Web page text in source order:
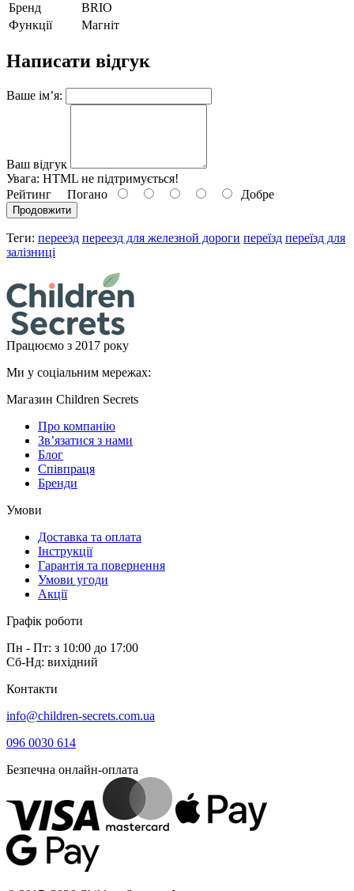
Бренд
BRIO
Функції
Магніт
Написати відгук
Ваше ім’я:
Ваш відгук
Увага: HTML не підтримується!
Рейтинг Погано Добре
Продовжити
Теги: переезд переезд для железной дороги переїзд переїзд для
залізниці
Працюємо з 2017 року
Ми у соціальним мережах:
Магазин Children Secrets
Про компанію
Зв’язатися з нами
Блог
Співпраця
Бренди
Умови
Доставка та оплата
Інструкції
Гарантія та повернення
Умови угоди
Акції
Графік роботи
Пн - Пт: з 10:00 до 17:00
Сб-Нд: вихідний
Контакти
info@children-secrets.com.ua
096 0030 614
Безпечна онлайн-оплата